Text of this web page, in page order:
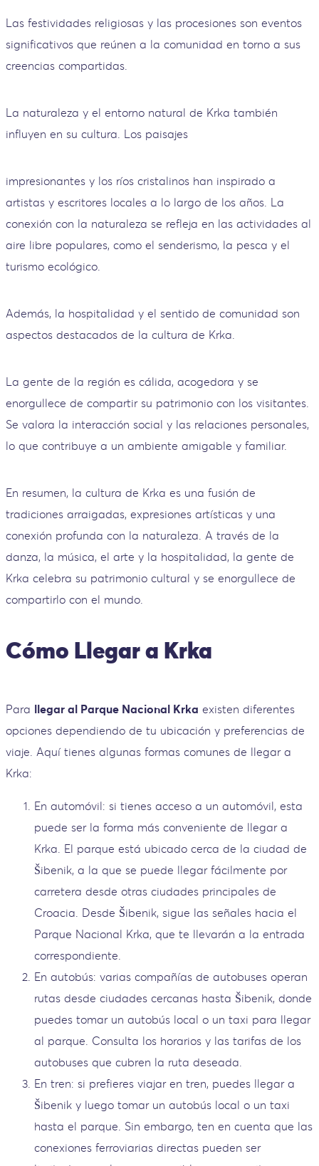
Las festividades religiosas y las procesiones son eventos
significativos que reúnen a la comunidad en torno a sus
creencias compartidas.
La naturaleza y el entorno natural de Krka también
influyen en su cultura. Los paisajes
impresionantes y los ríos cristalinos han inspirado a
artistas y escritores locales a lo largo de los años. La
conexión con la naturaleza se refleja en las actividades al
aire libre populares, como el senderismo, la pesca y el
turismo ecológico.
Además, la hospitalidad y el sentido de comunidad son
aspectos destacados de la cultura de Krka.
La gente de la región es cálida, acogedora y se
enorgullece de compartir su patrimonio con los visitantes.
Se valora la interacción social y las relaciones personales,
lo que contribuye a un ambiente amigable y familiar.
En resumen, la cultura de Krka es una fusión de
tradiciones arraigadas, expresiones artísticas y una
conexión profunda con la naturaleza. A través de la
danza, la música, el arte y la hospitalidad, la gente de
Krka celebra su patrimonio cultural y se enorgullece de
compartirlo con el mundo.
Cómo Llegar a Krka
Para llegar al Parque Nacional Krka existen diferentes
opciones dependiendo de tu ubicación y preferencias de
viaje. Aquí tienes algunas formas comunes de llegar a
Krka:
En automóvil: si tienes acceso a un automóvil, esta
puede ser la forma más conveniente de llegar a
Krka. El parque está ubicado cerca de la ciudad de
Šibenik, a la que se puede llegar fácilmente por
carretera desde otras ciudades principales de
Croacia. Desde Šibenik, sigue las señales hacia el
Parque Nacional Krka, que te llevarán a la entrada
correspondiente.
En autobús: varias compañías de autobuses operan
rutas desde ciudades cercanas hasta Šibenik, donde
puedes tomar un autobús local o un taxi para llegar
al parque. Consulta los horarios y las tarifas de los
autobuses que cubren la ruta deseada.
En tren: si prefieres viajar en tren, puedes llegar a
Šibenik y luego tomar un autobús local o un taxi
hasta el parque. Sin embargo, ten en cuenta que las
conexiones ferroviarias directas pueden ser